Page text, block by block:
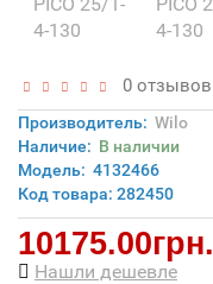
0 отзывов
Производитель: Wilo
Наличие: В наличии
Модель: 4132466
Код товара: 282450
10175.00грн.
Нашли дешевле